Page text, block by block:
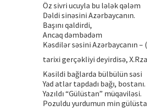
Öz sivri ucuyla bu lələk qələm
Dəldi sinəsini Azərbaycanın.
Başını qaldirdi,
Ancaq dəmbədəm
Kəsdilər səsini Azərbaycanın –
tarixi gerçəkliyi deyirdisə, X.Rza
Kəsildi bağlarda bülbülün səsi
Yad atlar tapdadı bağı, bostanı.
Yazıldı “Gülüstan” müqaviləsi.
Pozuldu yurdumun min